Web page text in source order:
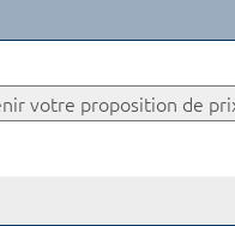
votre proposition de